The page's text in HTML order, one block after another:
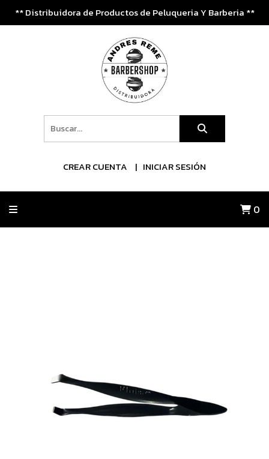
** Distribuidora de Productos de Peluqueria Y Barberia **
CREAR CUENTA INICIAR SESIÓN
0